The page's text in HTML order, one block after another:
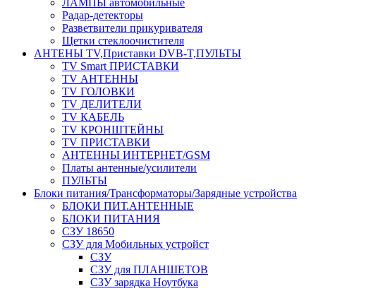
ЛАМПЫ автомобильные
Радар-детекторы
Разветвители прикуривателя
Щетки стеклоочистителя
АНТЕНЫ ТV,Приставки DVB-T,ПУЛЬТЫ
TV Smart ПРИСТАВКИ
TV АНТЕННЫ
TV ГОЛОВКИ
TV ДЕЛИТЕЛИ
TV КАБЕЛЬ
TV КРОНШТЕЙНЫ
TV ПРИСТАВКИ
АНТЕННЫ ИНТЕРНЕТ/GSM
Платы антенные/усилители
ПУЛЬТЫ
Блоки питания/Трансформаторы/Зарядные устройства
БЛОКИ ПИТ.АНТЕННЫЕ
БЛОКИ ПИТАНИЯ
СЗУ 18650
СЗУ для Мобильных устройст
СЗУ
СЗУ для ПЛАНШЕТОВ
СЗУ зарядка Ноутбука